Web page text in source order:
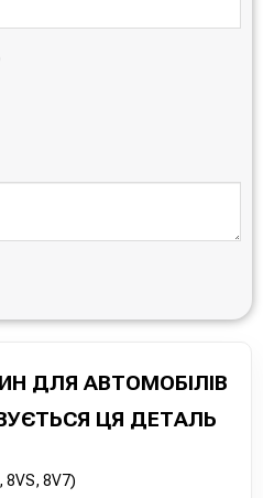
ДЛЯ АВТОМОБІЛІВ
ЦЯ ДЕТАЛЬ
8VS, 8V7)